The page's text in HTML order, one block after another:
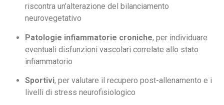
riscontra un’alterazione del bilanciamento
neurovegetativo
Patologie infiammatorie croniche, per individuare
eventuali disfunzioni vascolari correlate allo stato
infiammatorio
Sportivi, per valutare il recupero post-allenamento e i
livelli di stress neurofisiologico